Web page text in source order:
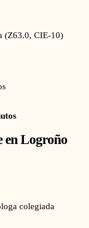
(Z63.0, CIE-10)
enLogroño
colegiada